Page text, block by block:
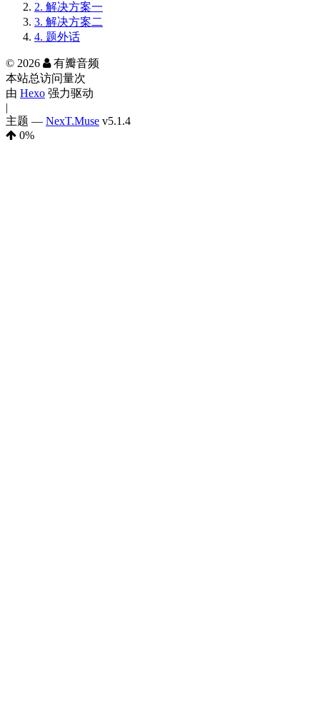
2. 解决方案一
3. 解决方案二
4. 题外话
© 2026
有瓣音频
本站总访问量次
由 Hexo 强力驱动
|
主题 — NexT.Muse v5.1.4
0%